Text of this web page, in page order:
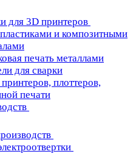
для 3D принтеров
и композитными
печать металлами
для сварки
плоттеров,
печати